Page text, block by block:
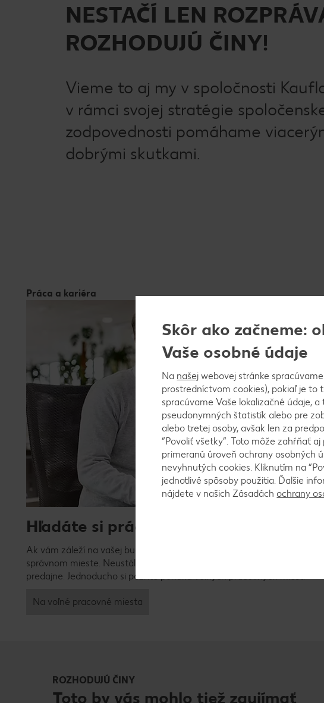
NESTAČÍ LEN
ROZHODUJÚ ČINY!
Vieme to aj my v spoločnosti
v rámci svojej stratégie
zodpovednosti pomáhame
dobrými skutkami.
Práca a kariéra
Hľadáte si prácu?
Ak vám záleží na vašej budúcnosti, hľadáte nové výzvy a ste tímový
správnom mieste. Neustále hľadáme novým kolegov, či už na centrálu
predajne. Jednoducho si pozrite ponuku voľných pracovných miest.
Na voľné pracovné miesta
ROZHODUJÚ ČINY
Toto by vás mohlo tiež zaujímať
Skôr ako začneme:
Vaše osobné údaje
Na našej webovej stránke
prostredníctvom cookies), pokiaľ je to
spracúvame Vaše lokalizačné údaje,
pseudonymných štatistík alebo pre
alebo tretej osoby, avšak len za
“Povoliť všetky”. Toto môže zahŕňať
primeranú úroveň ochrany osobných
nevyhnutých cookies. Kliknutím na
jednotlivé spôsoby použitia. Ďalšie
nájdete v našich Zásadách ochrany